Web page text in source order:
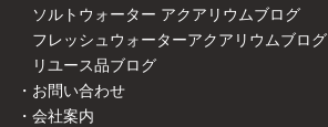
ソルトウォーター アクアリウムブログ
フレッシュウォーターアクアリウムブログ
リユース品ブログ
・お問い合わせ
・会社案内